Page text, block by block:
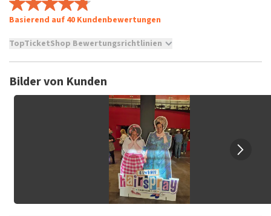
Basierend auf 40 Kundenbewertungen
TopTicketShop Bewertungsrichtlinien
Es ist nicht möglich, eine Bewertung abzugeben, wenn du
beleidigender Sprache und/oder falschen Angaben werden
nicht veröffentlicht. Es kann einige Wochen dauern, bis eine
Bewertung veröffentlicht wird.
Bilder von Kunden